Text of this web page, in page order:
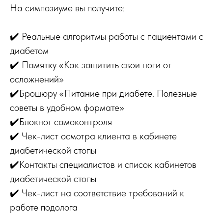
На симпозиуме вы получите:
✔️ Реальные алгоритмы работы с пациентами с
диабетом
✔️ Памятку «Как защитить свои ноги от
осложнений»
✔️Брошюру «Питание при диабете. Полезные
советы в удобном формате»
✔️Блокнот самоконтроля
✔️ Чек-лист осмотра клиента в кабинете
диабетической стопы
✔️Контакты специалистов и список кабинетов
диабетической стопы
✔️ Чек-лист на соответствие требований к
работе подолога